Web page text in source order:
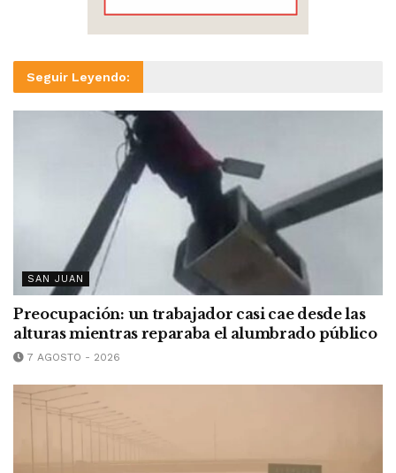
Seguir Leyendo:
SAN JUAN
Preocupación: un trabajador casi cae desde las
alturas mientras reparaba el alumbrado público
7 AGOSTO - 2026